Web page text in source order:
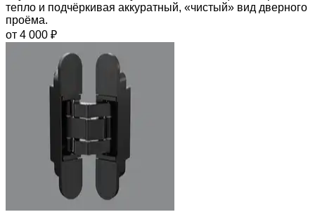
тепло и подчёркивая аккуратный, «чистый» вид дверного
проёма.
от 4 000 ₽